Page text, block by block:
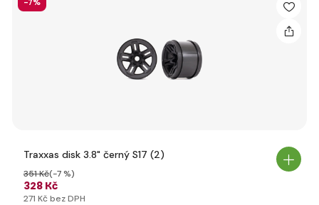
-7%
Traxxas disk 3.8" černý S17 (2)
328 Kč
351 Kč(-7 %)
271 Kč bez DPH